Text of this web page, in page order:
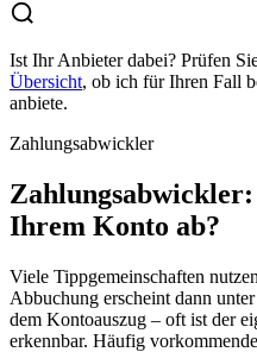
Ist Ihr Anbieter dabei? Prüfen
Übersicht, ob ich für Ihren Fall
anbiete.
Zahlungsabwickler
Ihrem Konto ab?
Viele Tippgemeinschaften
Abbuchung erscheint dann
dem Kontoauszug – oft ist der
erkennbar. Häufig